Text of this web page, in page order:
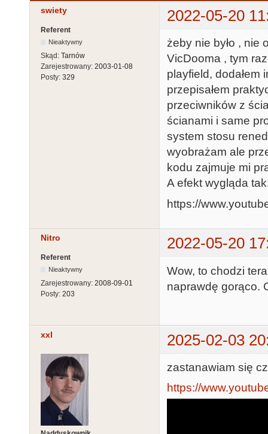
swiety 2022-05-20
Referent
Nieaktywny
Skąd: Tarnów
Zarejestrowany: 2003-01-08
Posty: 329
żeby nie było , nie
VicDooma , tym
playfield, dodałem
przepisałem
przeciwników z
ścianami i same
system stosu
wyobrażam ale
kodu zajmuje mi
A efekt wygląda
https://
Nitro 2022-05-20
Referent
Nieaktywny
Zarejestrowany: 2008-09-01
Posty: 203
Wow, to chodzi
naprawdę gorąco.
xxl 2025-02-03
zastanawiam się
https://